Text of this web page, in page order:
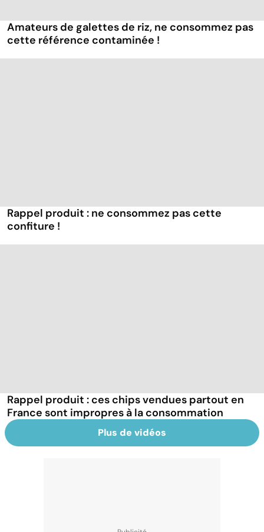
Amateurs de galettes de riz, ne consommez pas
cette référence contaminée !
Rappel produit : ne consommez pas cette
confiture !
Rappel produit : ces chips vendues partout en
France sont impropres à la consommation
Plus de vidéos